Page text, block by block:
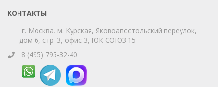
КОНТАКТЫ
г. Москва, м. Курская, Яковоапостольский переулок,
дом 6, стр. 3, офис 3, ЮК СОЮЗ 15
8 (495) 795-32-40